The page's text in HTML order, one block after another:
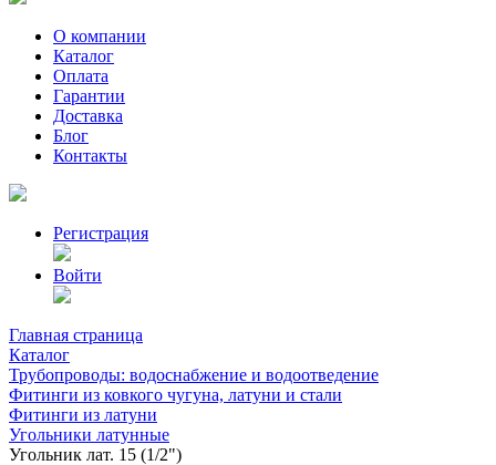
О компании
Каталог
Оплата
Гарантии
Доставка
Блог
Контакты
Регистрация
Войти
Главная страница
Каталог
Трубопроводы: водоснабжение и водоотведение
Фитинги из ковкого чугуна, латуни и стали
Фитинги из латуни
Угольники латунные
Угольник лат. 15 (1/2")